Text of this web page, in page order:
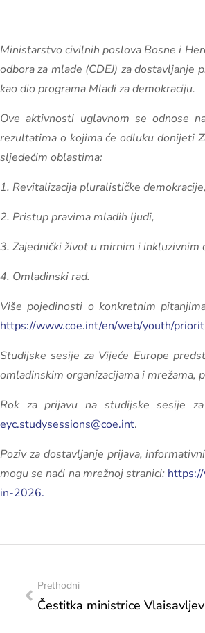
Ministarstvo civilnih poslova Bosne i
odbora za mlade (CDEJ) za
kao dio programa Mladi za demokraciju.
Ove aktivnosti uglavnom se odnose
rezultatima o kojima će odluku donijeti
sljedećim oblastima:
1. Revitalizacija pluralističke demokracije,
2. Pristup pravima mladih ljudi,
3. Zajednički život u mirnim i inkluzivnim
4. Omladinski rad.
Više pojedinosti o konkretnim
https://www.coe.int/en/web/youth/
Studijske sesije za Vijeće Europe
omladinskim organizacijama i mrežama,
Rok za prijavu na studijske sesije
eyc.studysessions@coe.int.
Poziv za dostavljanje prijava,
mogu se naći na mrežnoj stranici:
in-2026.
Prethodni